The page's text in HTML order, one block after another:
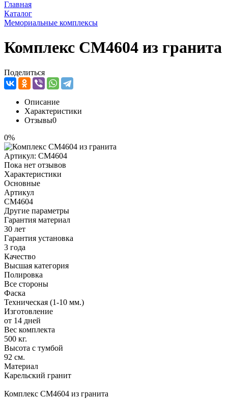
Главная
Каталог
Мемориальные комплексы
Комплекс CM4604 из гранита
Поделиться
Описание
Характеристики
Отзывы0
0%
Артикул: CM4604
Пока нет отзывов
Характеристики
Основные
Артикул
CM4604
Другие параметры
Гарантия материал
30 лет
Гарантия установка
3 года
Качество
Высшая категория
Полировка
Все стороны
Фаска
Техническая (1-10 мм.)
Изготовление
от 14 дней
Вес комплекта
500 кг.
Высота с тумбой
92 см.
Материал
Карельский гранит
Комплекс CM4604 из гранита